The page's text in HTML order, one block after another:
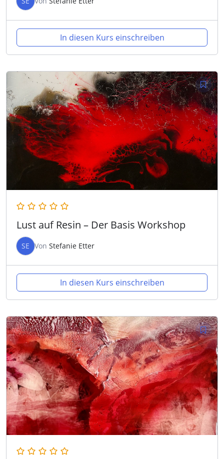
In diesen Kurs einschreiben
Lust auf Resin – Der Basis Workshop
SE Von Stefanie Etter
In diesen Kurs einschreiben